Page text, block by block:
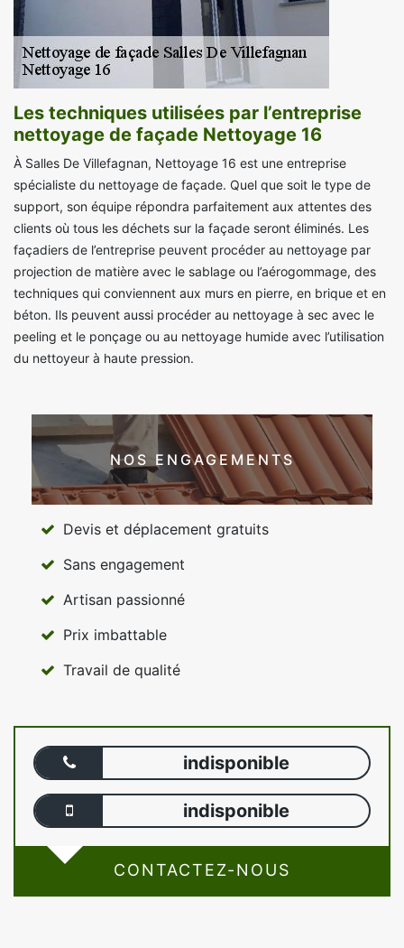
Les techniques utilisées par l’entreprise
nettoyage de façade Nettoyage 16
À Salles De Villefagnan, Nettoyage 16 est une entreprise
spécialiste du nettoyage de façade. Quel que soit le type de
support, son équipe répondra parfaitement aux attentes des
clients où tous les déchets sur la façade seront éliminés. Les
façadiers de l’entreprise peuvent procéder au nettoyage par
projection de matière avec le sablage ou l’aérogommage, des
techniques qui conviennent aux murs en pierre, en brique et en
béton. Ils peuvent aussi procéder au nettoyage à sec avec le
peeling et le ponçage ou au nettoyage humide avec l’utilisation
du nettoyeur à haute pression.
NOS ENGAGEMENTS
Devis et déplacement gratuits
Sans engagement
Artisan passionné
Prix imbattable
Travail de qualité
indisponible
indisponible
CONTACTEZ-NOUS